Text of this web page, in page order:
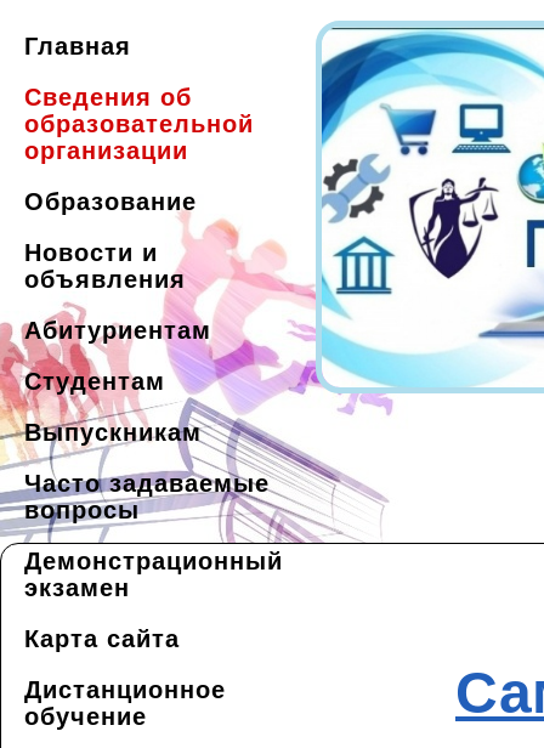
Главная
Сведения об
образовательной
организации
Образование
Новости и
объявления
Абитуриентам
Студентам
Выпускникам
Часто задаваемые
вопросы
Демонстрационный
экзамен
Карта сайта
Дистанционное
обучение